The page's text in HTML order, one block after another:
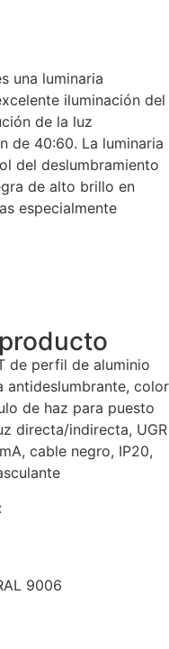
una luminaria
iluminación del
de la luz
de 40:60. La luminaria
del deslumbramiento
de alto brillo en
especialmente
de perfil de aluminio
color
de haz para puesto
directa/indirecta, UGR
cable negro, IP20,
9006